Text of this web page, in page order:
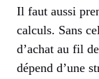
Il faut aussi
calculs. Sans
d’achat au fil
dépend d’une